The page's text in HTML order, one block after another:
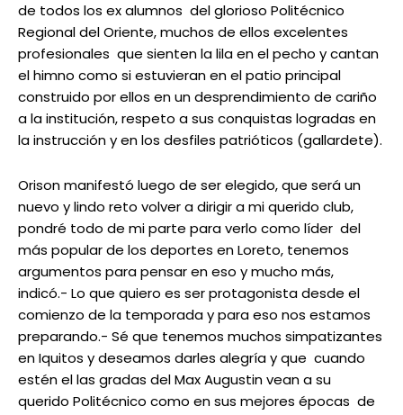
de todos los ex alumnos del glorioso Politécnico
Regional del Oriente, muchos de ellos excelentes
profesionales que sienten la lila en el pecho y cantan
el himno como si estuvieran en el patio principal
construido por ellos en un desprendimiento de cariño
a la institución, respeto a sus conquistas logradas en
la instrucción y en los desfiles patrióticos (gallardete).
Orison manifestó luego de ser elegido, que será un
nuevo y lindo reto volver a dirigir a mi querido club,
pondré todo de mi parte para verlo como líder del
más popular de los deportes en Loreto, tenemos
argumentos para pensar en eso y mucho más,
indicó.- Lo que quiero es ser protagonista desde el
comienzo de la temporada y para eso nos estamos
preparando.- Sé que tenemos muchos simpatizantes
en Iquitos y deseamos darles alegría y que cuando
estén el las gradas del Max Augustin vean a su
querido Politécnico como en sus mejores épocas de